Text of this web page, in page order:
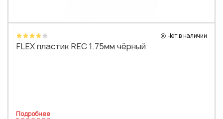
Нет в наличии
FLEX пластик REC 1.75мм чёрный
Подробнее